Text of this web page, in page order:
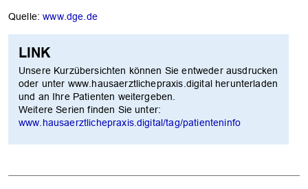
Quelle:www.dge.de
LINK
Unsere Kurzübersichten können Sie entweder ausdrucken
oder unter www.hausaerztlichepraxis.digital herunterladen
und an Ihre Patienten weitergeben.
Weitere Serien finden Sie unter:
www.hausaerztlichepraxis.digital/tag/patienteninfo